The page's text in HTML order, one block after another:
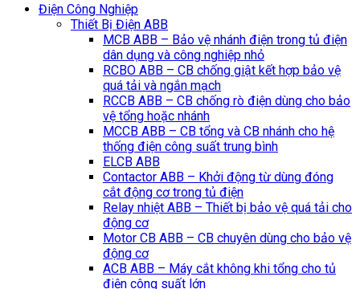
Điện Công Nghiệp
Thiết Bị Điện ABB
MCB ABB – Bảo vệ nhánh điện trong tủ điện
dân dụng và công nghiệp nhỏ
RCBO ABB – CB chống giật kết hợp bảo vệ
quá tải và ngắn mạch
RCCB ABB – CB chống rò điện dùng cho bảo
vệ tổng hoặc nhánh
MCCB ABB – CB tổng và CB nhánh cho hệ
thống điện công suất trung bình
ELCB ABB
Contactor ABB – Khởi động từ dùng đóng
cắt động cơ trong tủ điện
Relay nhiệt ABB – Thiết bị bảo vệ quá tải cho
động cơ
Motor CB ABB – CB chuyên dùng cho bảo vệ
động cơ
ACB ABB – Máy cắt không khi tổng cho tủ
điện công suất lớn